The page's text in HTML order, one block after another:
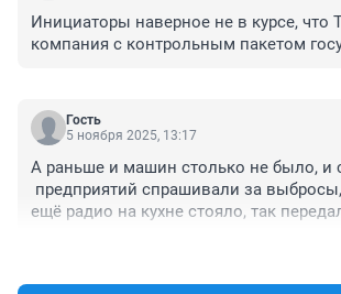
Инициаторы наверное не в курсе, что
компания с контрольным пакетом
Гость
5 ноября 2025, 13:17
А раньше и машин столько не было, и
предприятий спрашивали за
ещё радио на кухне стояло, так